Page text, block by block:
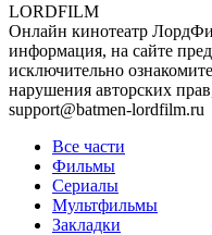
LORDFILM
Онлайн кинотеатр
информация, на сайте
исключительно
нарушения авторских
support@batmen-lordfilm.ru
Все части
Фильмы
Сериалы
Мультфильмы
Закладки